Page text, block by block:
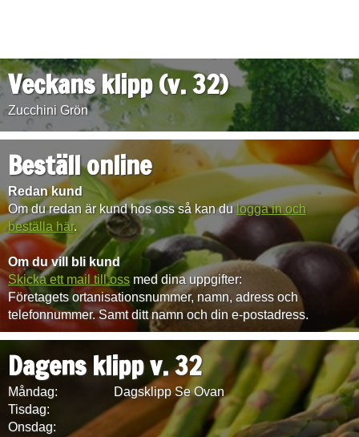
Veckans klipp (v. 32)
Zucchini Grön
Beställ online
Redan kund
Om du redan är kund hos oss så kan du logga in och
beställa här.
Om du vill bli kund
Skicka ett mail till oss med dina uppgifter:
Företagets ortanisationsnummer, namn, adress och
telefonnummer. Samt ditt namn och din e-postadress.
Dagens klipp v. 32
Måndag:
Dagsklipp Se Ovan
Tisdag:
Onsdag: